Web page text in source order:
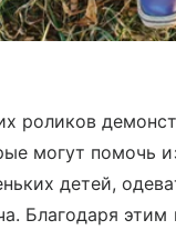
роликов
могут помочь
детей,
Благодаря